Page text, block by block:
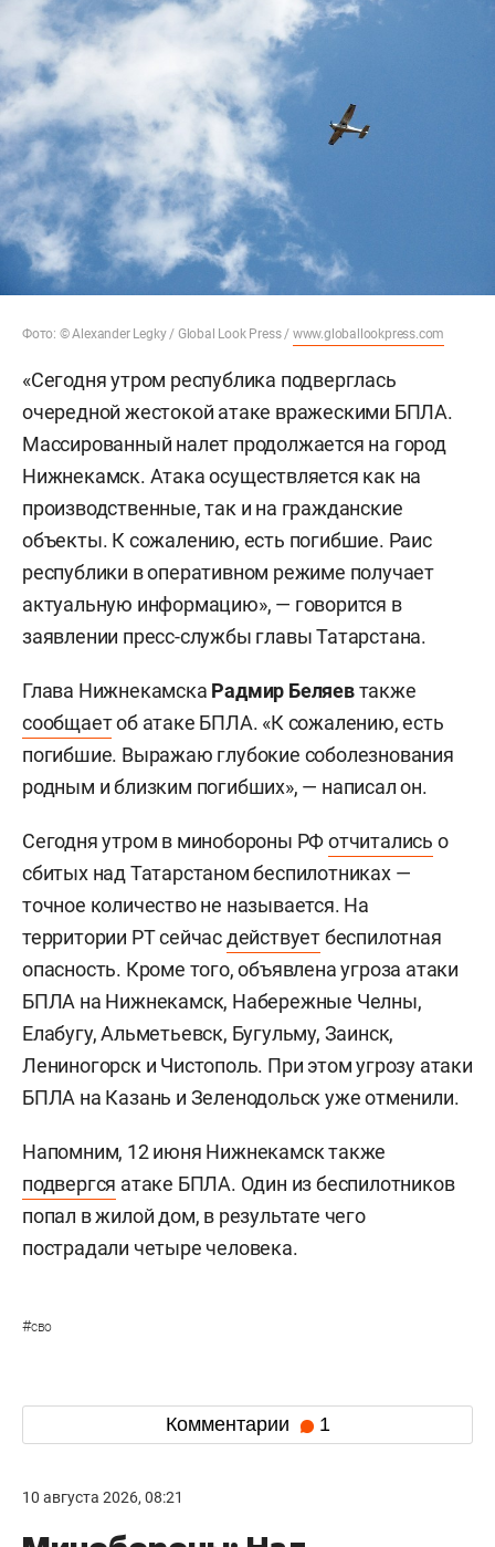
Фото: © Alexander Legky / Global Look Press / www.globallookpress.com
«Сегодня утром республика подверглась
очередной жестокой атаке вражескими БПЛА.
Массированный налет продолжается на город
Нижнекамск. Атака осуществляется как на
производственные, так и на гражданские
объекты. К сожалению, есть погибшие. Раис
республики в оперативном режиме получает
актуальную информацию», — говорится в
заявлении пресс-службы главы Татарстана.
Глава Нижнекамска Радмир Беляевтакже
сообщаетоб атаке БПЛА. «К сожалению, есть
погибшие. Выражаю глубокие соболезнования
родным и близким погибших», — написал он.
Сегодня утром в минобороны РФотчитались о
сбитых над Татарстаном беспилотниках —
точное количество не называется. На
территории РТ сейчасдействуетбеспилотная
опасность. Кроме того, объявлена угроза атаки
БПЛА на Нижнекамск, Набережные Челны,
Елабугу, Альметьевск, Бугульму, Заинск,
Лениногорск и Чистополь. При этом угрозу атаки
БПЛА на Казань и Зеленодольск уже отменили.
Напомним, 12 июня Нижнекамск также
подвергся атаке БПЛА. Один из беспилотников
попал в жилой дом, в результате чего
пострадали четыре человека.
#сво
Комментарии 1
10 августа 2026, 08:21